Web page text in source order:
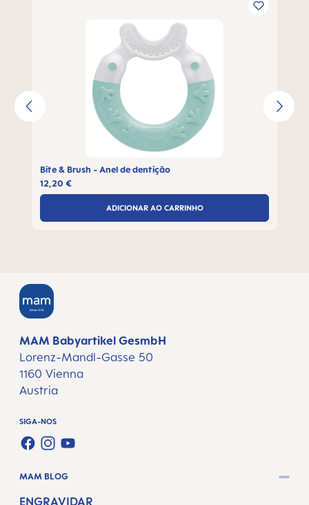
Bite & Brush - Anel de dentição
12,20 €
ADICIONAR AO CARRINHO
MAM Babyartikel GesmbH
Lorenz-Mandl-Gasse 50
1160 Vienna
Austria
SIGA-NOS
FACEBOOK
INSTAGRAM
YOUTUBE
MAM BLOG
ENGRAVIDAR